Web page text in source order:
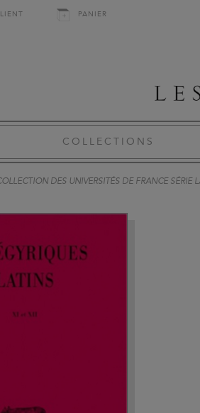
PANIER
COLLECTIONS
DES UNIVERSITÉS DE FRANCE SÉRIE